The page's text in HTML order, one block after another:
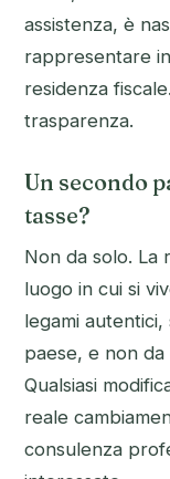
assistenza, è
rappresentare
residenza
trasparenza.
Un secondo
tasse?
Non da solo. La
luogo in cui si
legami
paese, e non
Qualsiasi
reale
consulenza